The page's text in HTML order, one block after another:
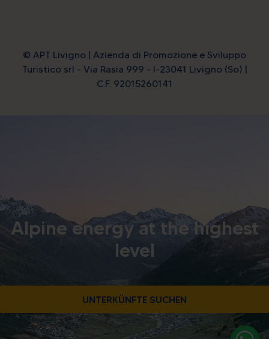
© APT Livigno | Azienda di Promozione e Sviluppo
Turistico srl - Via Rasia 999 - I-23041 Livigno (So) |
C.F. 92015260141
Alpine energy at the highest
level
UNTERKÜNFTE SUCHEN